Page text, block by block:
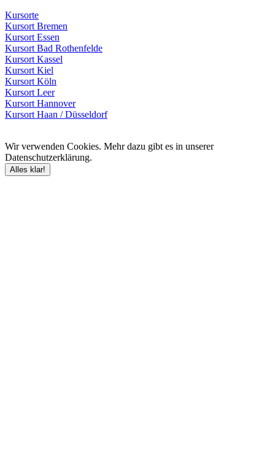
Kursorte
Kursort Bremen
Kursort Essen
Kursort Bad Rothenfelde
Kursort Kassel
Kursort Kiel
Kursort Köln
Kursort Leer
Kursort Hannover
Kursort Haan / Düsseldorf
Wir verwenden Cookies. Mehr dazu gibt es in unserer
Datenschutzerklärung.
Alles klar!